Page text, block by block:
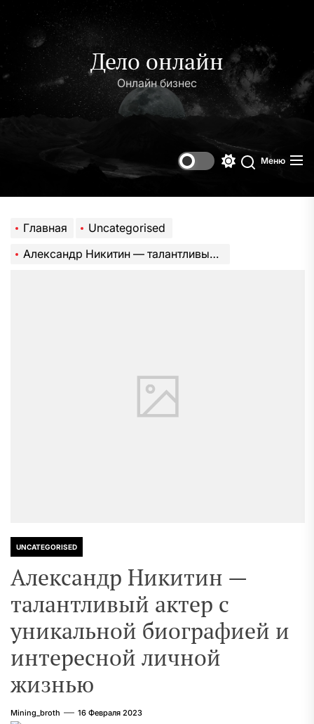
содержимому
Дело онлайн
Онлайн бизнес
Поиск
Меню
Главная
Uncategorised
Александр Никитин — талантливый актер с уникальной биографией и интересной личной жизнью
UNCATEGORISED
Александр Никитин —
талантливый актер с
уникальной биографией и
интересной личной
жизнью
Mining_broth 16 Февраля 2023